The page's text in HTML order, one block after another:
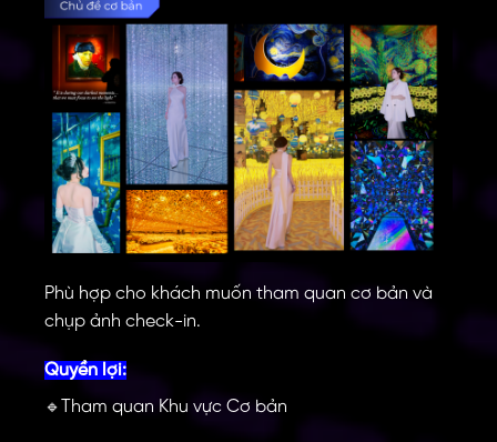
Phù hợp cho khách muốn tham quan cơ bản và
chụp ảnh check-in.
Quyền lợi:
🔹 Tham quan Khu vực Cơ bản